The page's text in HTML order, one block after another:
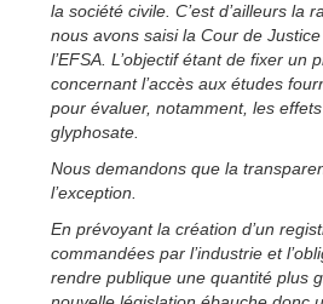
la société civile. C’est d’ailleurs la
nous avons saisi la Cour de
l’EFSA. L’objectif étant de fixer un
concernant l’accès aux études
pour évaluer, notamment, les
glyphosate.
Nous demandons que la
l’exception.
En prévoyant la création d’un
commandées par l’industrie et
rendre publique une quantité plus